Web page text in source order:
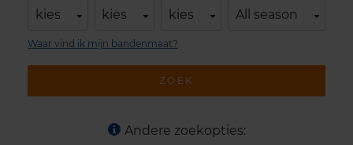
kies kies kies All season
ZOEK
Waar vind ik mijn bandenmaat?
Andere zoekopties: